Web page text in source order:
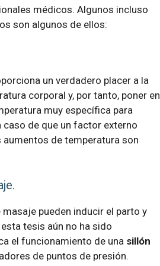
médicos. Algunos incluso
son algunos de ellos:
un verdadero placer a la
corporal y, por tanto, poner en
muy específica para
de que un factor externo
de temperatura son
pueden inducir el parto y
tesis aún no ha sido
el funcionamiento de una sillón
de puntos de presión.